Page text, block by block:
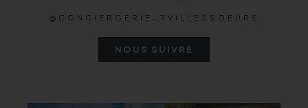
@CONCIERGERIE_3VILLESSOEURS
NOUS SUIVRE